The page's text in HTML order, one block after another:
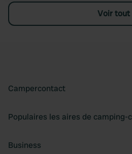
Voir tout
Campercontact
Populaires les aires de camping-
Business